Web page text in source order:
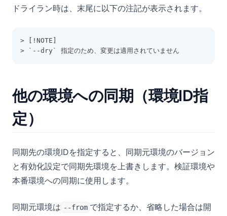
ドライラン時は、末尾に以下の注記が表示されます。
> [!NOTE]
> `--dry` 指定のため、変更は適用されていません
他の環境への同期（環境ID指
定）
同期先の環境IDを指定すると、同期元環境のバージョン
と有効化設定で同期先環境を上書きします。検証環境や
本番環境への同期に使用します。
同期元環境は --from で指定するか、省略した場合は開